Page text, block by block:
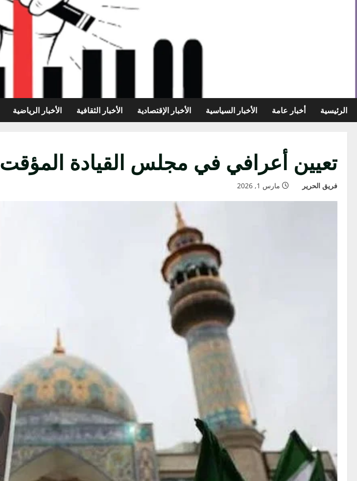
الرئيسية أخبار عامة الأخبار السياسية الأخبار الإقتصادية الأخبار الثقافية الأخبار الرياضية
تعيين أعرافي في مجلس القيادة المؤقت
فريق الحرير مارس 1, 2026